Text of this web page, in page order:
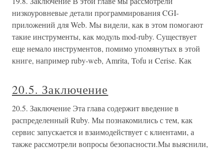
низкоуровневые детали программирования CGI-
приложений для Web. Мы видели, как в этом помогают
такие инструменты, как модуль mod-ruby. Существует
еще немало инструментов, помимо упомянутых в этой
книге, например ruby-web, Amrita, Tofu и Cerise. Как
20.5. Заключение
20.5. Заключение Эта глава содержит введение в
распределенный Ruby. Мы познакомились с тем, как
сервис запускается и взаимодействует с клиентами, а
также рассмотрели вопросы безопасности.Мы выяснили,